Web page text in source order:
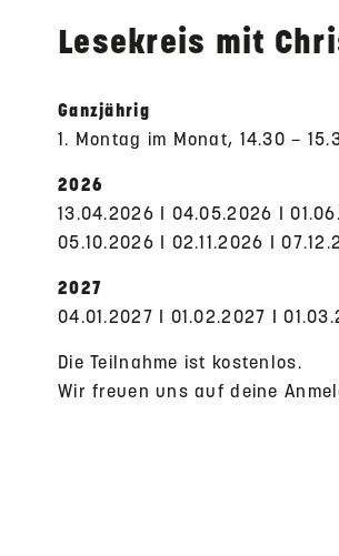
Lesekreis mit
Ganzjährig
1. Montag im Monat, 14.30 –
2026
13.04.2026 I 04.05.2026 I
05.10.2026 I 02.11.2026 I
2027
04.01.2027 I 01.02.2027 I
Die Teilnahme ist kostenlos.
Wir freuen uns auf deine